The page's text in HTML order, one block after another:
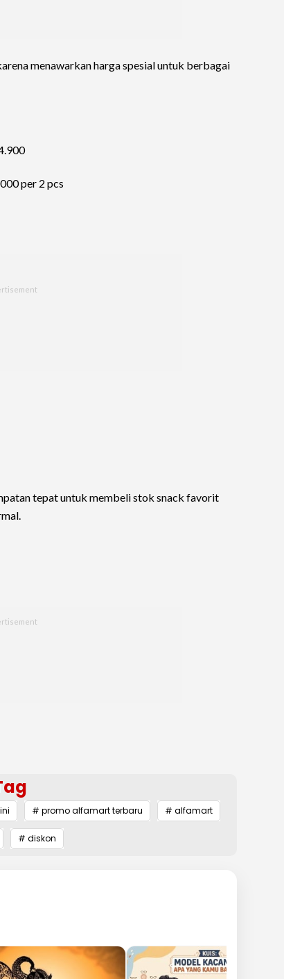
menawarkan harga spesial untuk berbagai
per 2 pcs
tepat untuk membeli stok snack favorit
# promo alfamart terbaru # alfamart
# diskon